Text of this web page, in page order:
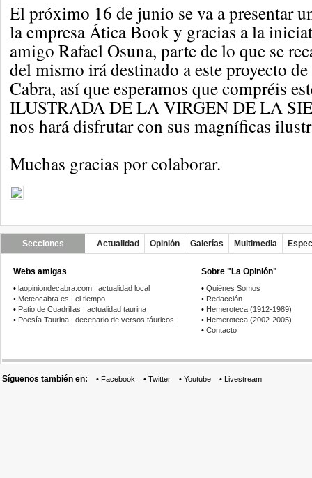
El próximo 16 de junio se va a presentar
la empresa Ática Book y gracias a la
amigo Rafael Osuna, parte de lo que se
del mismo irá destinado a este proyecto
Cabra, así que esperamos que compréis
ILUSTRADA DE LA VIRGEN DE LA
nos hará disfrutar con sus magníficas
Muchas gracias por colaborar.
Secciones Actualidad Opinión Galerías Multimedia
Webs amigas
• laopiniondecabra.com | actualidad local
• Meteocabra.es | el tiempo
• Patio de Cuadrillas | actualidad taurina
• Poesía Taurina | decenario de versos táuricos
Sobre "La Opinión"
• Quiénes Somos
• Redacción
• Hemeroteca (1912-1989)
• Hemeroteca (2002-2005)
• Contacto
Síguenos también en: • Facebook • Twitter • Youtube • Livestream